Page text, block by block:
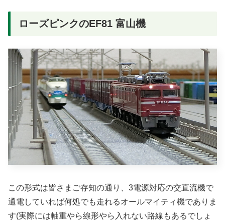
ローズピンクのEF81 富山機
この形式は皆さまご存知の通り、3電源対応の交直流機で
通電していれば何処でも走れるオールマイティ機でありま
す(実際には軸重やら線形やら入れない路線もあるでしょ